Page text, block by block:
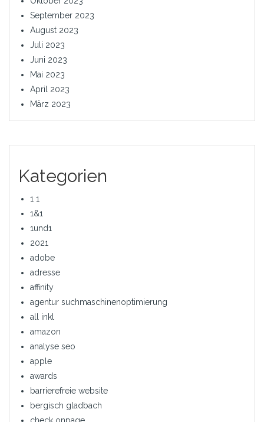
September 2023
August 2023
Juli 2023
Juni 2023
Mai 2023
April 2023
März 2023
Kategorien
1 1
1&1
1und1
2021
adobe
adresse
affinity
agentur suchmaschinenoptimierung
all inkl
amazon
analyse seo
apple
awards
barrierefreie website
bergisch gladbach